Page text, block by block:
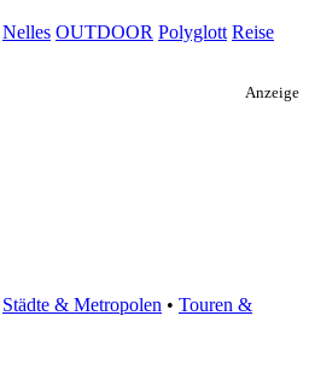
Nelles OUTDOOR Polyglott Reise
Anzeige
Städte & Metropolen • Touren &